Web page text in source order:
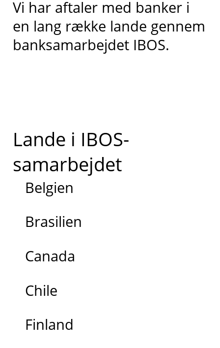
Vi har aftaler med banker i
en lang række lande gennem
banksamarbejdet IBOS.
Lande i IBOS-
samarbejdet
Belgien
Brasilien
Canada
Chile
Finland